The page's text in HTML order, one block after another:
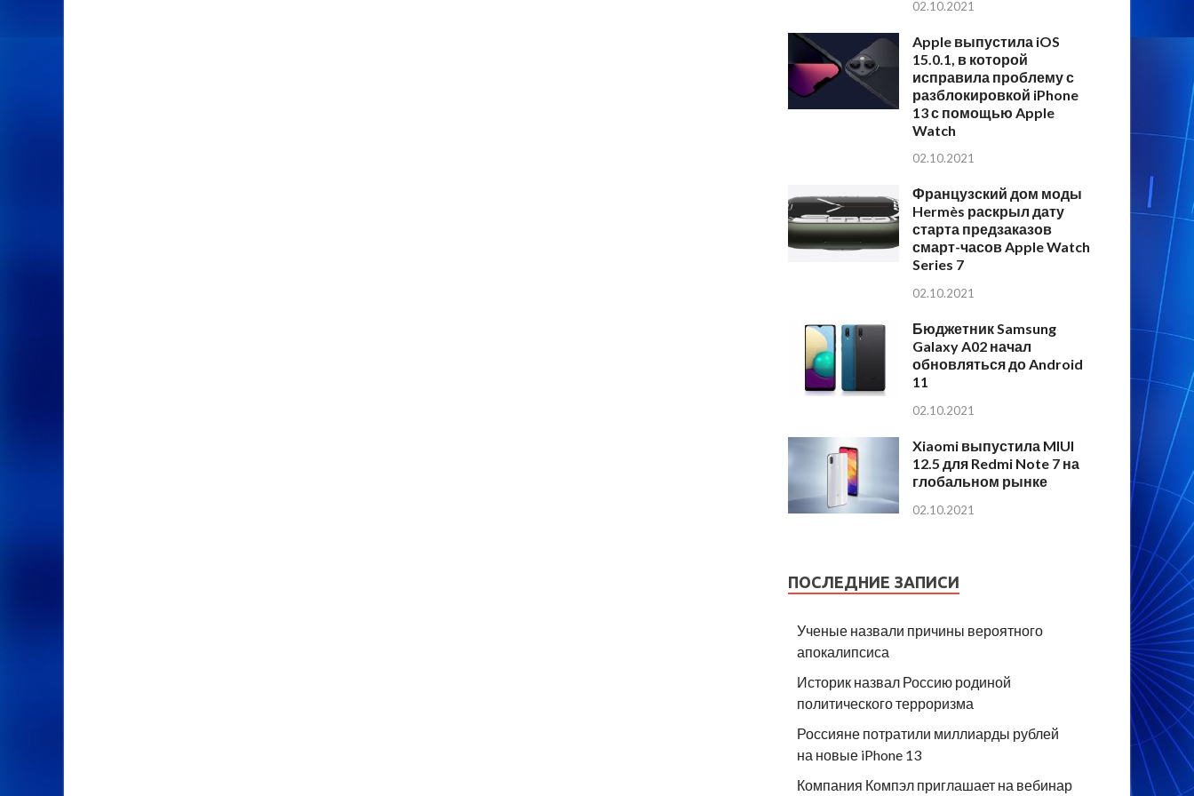
02.10.2021
Apple выпустила iOS
15.0.1, в которой
исправила проблему с
разблокировкой iPhone
13 с помощью Apple
Watch
02.10.2021
Французский дом моды
Hermès раскрыл дату
старта предзаказов
смарт-часов Apple Watch
Series 7
02.10.2021
Бюджетник Samsung
Galaxy A02 начал
обновляться до Android
11
02.10.2021
Xiaomi выпустила MIUI
12.5 для Redmi Note 7 на
глобальном рынке
02.10.2021
ПОСЛЕДНИЕ ЗАПИСИ
Ученые назвали причины вероятного
апокалипсиса
Историк назвал Россию родиной
политического терроризма
Россияне потратили миллиарды рублей
на новые iPhone 13
Компания Компэл приглашает на вебинар